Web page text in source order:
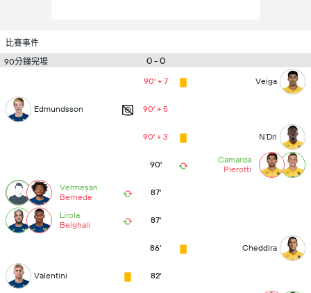
比賽事件
90分鐘完場
0 - 0
90' + 7 Veiga
Edmundsson 90' + 5
90' + 3 N’Dri
90'
Camarda
Pierotti
Vermeșan
Bernede
87'
Lirola
Belghali
87'
86' Cheddira
Valentini 82'